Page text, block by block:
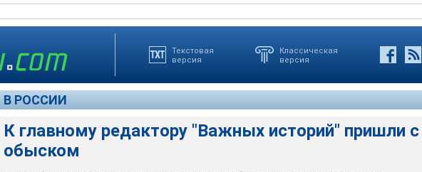
Текстовая
версия
Классическая
версия
В РОССИИ
К главному редактору "Важных историй" пришли с
обыском